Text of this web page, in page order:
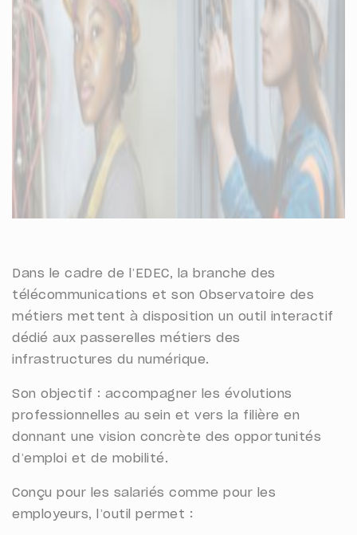
Dans le cadre de l’EDEC, la branche des
télécommunications et son Observatoire des
métiers mettent à disposition un outil interactif
dédié aux passerelles métiers des
infrastructures du numérique.
Son objectif : accompagner les évolutions
professionnelles au sein et vers la filière en
donnant une vision concrète des opportunités
d’emploi et de mobilité.
Conçu pour les salariés comme pour les
employeurs, l’outil permet :